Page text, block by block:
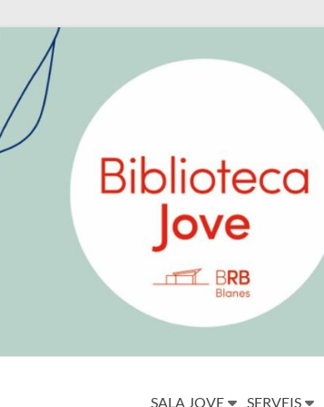
SALA JOVE SERVEIS